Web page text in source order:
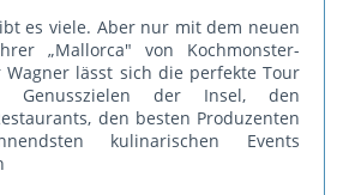
es viele. Aber nur mit dem neuen
„Mallorca" von Kochmonster-
Wagner lässt sich die perfekte Tour
der Insel, den
den besten Produzenten
kulinarischen Events